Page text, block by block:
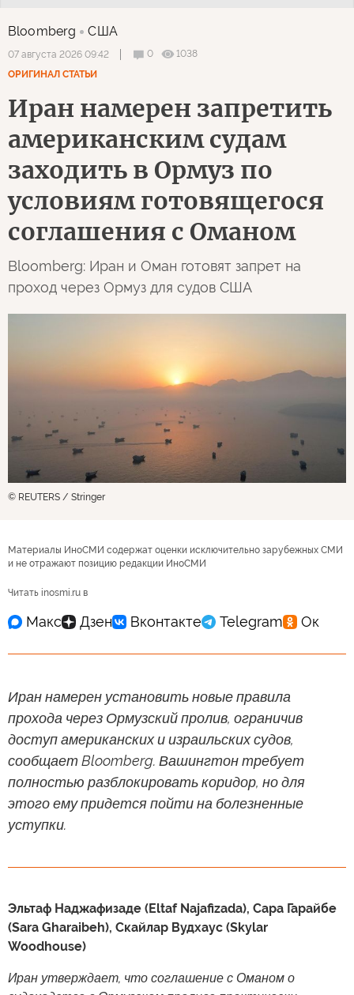
Bloomberg США
07 августа 2026 09:42 0
1038
ОРИГИНАЛ СТАТЬИ
Иран намерен запретить
американским судам
заходить в Ормуз по
условиям готовящегося
соглашения с Оманом
Bloomberg: Иран и Оман готовят запрет на
проход через Ормуз для судов США
© REUTERS / Stringer
Материалы ИноСМИ содержат оценки исключительно зарубежных СМИ
и не отражают позицию редакции ИноСМИ
Читать inosmi.ru в
Иран намерен установить новые правила
прохода через Ормузский пролив, ограничив
доступ американских и израильских судов,
сообщает Bloomberg. Вашингтон требует
полностью разблокировать коридор, но для
этого ему придется пойти на болезненные
уступки.
Эльтаф Наджафизаде (Eltaf Najafizada), Сара Гарайбе
(Sara Gharaibeh), Скайлар Вудхаус (Skylar
Woodhouse)
Иран утверждает, что соглашение с Оманом о